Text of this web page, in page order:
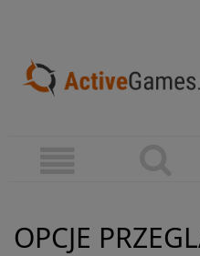
OPCJE